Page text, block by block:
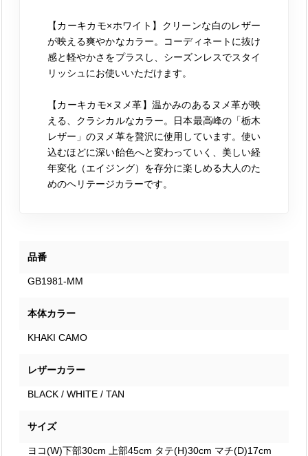
【カーキカモ×ホワイト】クリーンな白のレザー
が映える爽やかなカラー。コーディネートに抜け
感と軽やかさをプラスし、シーズンレスでスタイ
リッシュにお使いいただけます。
【カーキカモ×ヌメ革】温かみのあるヌメ革が映
える、クラシカルなカラー。日本最高峰の「栃木
レザー」のヌメ革を贅沢に使用しています。使い
込むほどに深い飴色へと変わっていく、美しい経
年変化（エイジング）を存分に楽しめる大人のた
めのヘリテージカラーです。
品番
GB1981-MM
本体カラー
KHAKI CAMO
レザーカラー
BLACK / WHITE / TAN
サイズ
ヨコ(W)下部30cm 上部45cm タテ(H)30cm マチ(D)17cm